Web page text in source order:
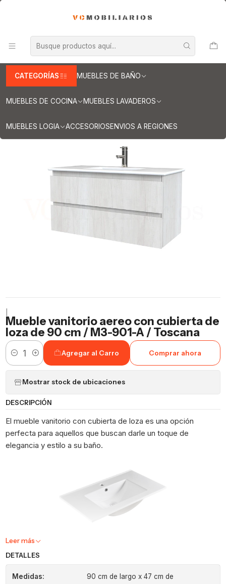
CATEGORÍAS MUEBLES DE BAÑO
MUEBLES DE COCINA MUEBLES LAVADEROS
MUEBLES LOGIA ACCESORIOSENVIOS A REGIONES
Muebles vanitorio aereo - simple
Mueble vanitorios aereo - simple de loza
Muebles vanitorios aereo simple de loza / 90 cm
Mueble vanitorio aereo con cubierta de loza de 90 cm / M3-901-A
Mueble vanitorio aereo con cubierta de
loza de 90 cm / M3-901-A / Toscana
Cantidad
Agregar al Carro Comprar ahora
Mostrar stock de ubicaciones
DESCRIPCIÓN
El mueble vanitorio con cubierta de loza es una opción
perfecta para aquellos que buscan darle un toque de
elegancia y estilo a su baño.
Leer más
DETALLES
Medidas:
90 cm de largo x 47 cm de